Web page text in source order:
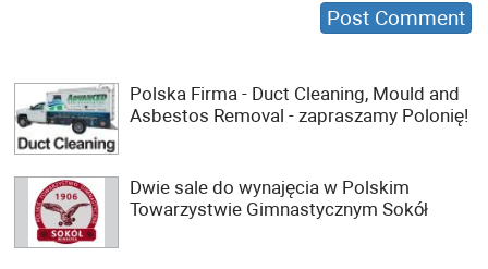
Polska Firma - Duct Cleaning, Mould and
Asbestos Removal - zapraszamy Polonię!
Dwie sale do wynajęcia w Polskim
Towarzystwie Gimnastycznym Sokół